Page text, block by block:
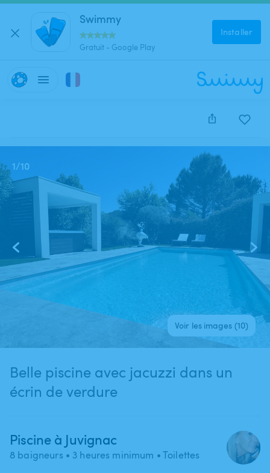
Swimmy
Gratuit - Google Play
Installer
Cette annonce est close et ne peut être réservée.
1/10
Voir les images (10)
Belle piscine avec jacuzzi dans un
écrin de verdure
Piscine à Juvignac
8 baigneurs • 3 heures minimum • Toilettes